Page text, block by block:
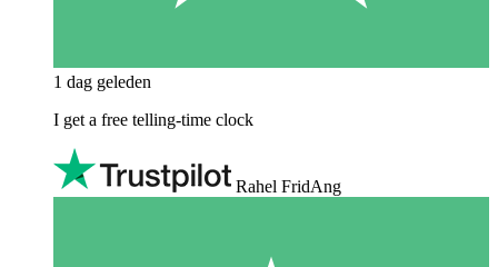
1 dag geleden
I get a free telling-time clock
Rahel FridAng